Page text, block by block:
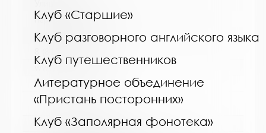
Клуб «Старшие»
Клуб разговорного английского языка
Клуб путешественников
Литературное объединение
«Пристань посторонних»
Клуб «Заполярная фонотека»
пер. Островский, д. 6
Телефон:
www:
http://kolabiblio.ru/
Название библиотеки: